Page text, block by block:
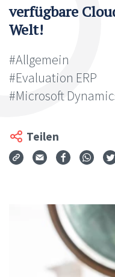
verfügbare
Welt!
#Allgemein
#Evaluation ERP
#Microsoft
Teilen
Via Mail teilen
Auf Auf